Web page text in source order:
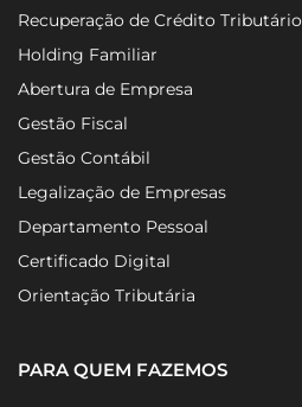
Recuperação de Crédito Tributário
Holding Familiar
Abertura de Empresa
Gestão Fiscal
Gestão Contábil
Legalização de Empresas
Departamento Pessoal
Certificado Digital
Orientação Tributária
PARA QUEM FAZEMOS